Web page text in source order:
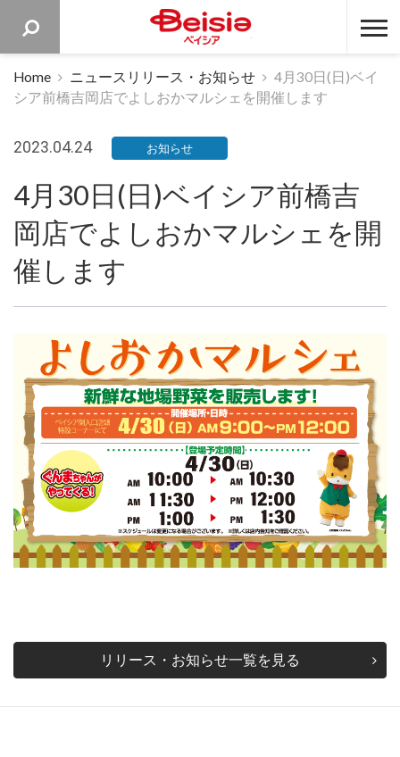
ベイシア
Home ニュースリリース・お知らせ
4月30日(日)ベイ
シア前橋吉岡店でよしおかマルシェを開催します
2023.04.24 お知らせ
4月30日(日)ベイシア前橋吉
岡店でよしおかマルシェを開
催します
リリース・お知らせ一覧を見る